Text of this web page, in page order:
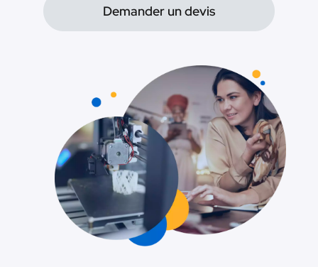
Demander un devis